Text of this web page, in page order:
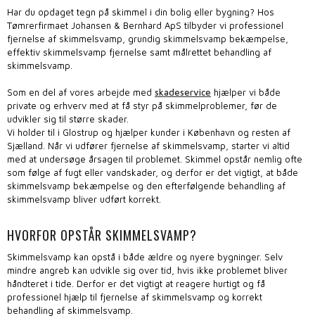
Har du opdaget tegn på skimmel i din bolig eller bygning? Hos
Tømrerfirmaet Johansen & Bernhard ApS tilbyder vi professionel
fjernelse af skimmelsvamp, grundig skimmelsvamp bekæmpelse,
effektiv skimmelsvamp fjernelse samt målrettet behandling af
skimmelsvamp.
Som en del af vores arbejde med skadeservice hjælper vi både
private og erhverv med at få styr på skimmelproblemer, før de
udvikler sig til større skader.
Vi holder til i Glostrup og hjælper kunder i København og resten af
Sjælland. Når vi udfører fjernelse af skimmelsvamp, starter vi altid
med at undersøge årsagen til problemet. Skimmel opstår nemlig ofte
som følge af fugt eller vandskader, og derfor er det vigtigt, at både
skimmelsvamp bekæmpelse og den efterfølgende behandling af
skimmelsvamp bliver udført korrekt.
HVORFOR OPSTÅR SKIMMELSVAMP?
Skimmelsvamp kan opstå i både ældre og nyere bygninger. Selv
mindre angreb kan udvikle sig over tid, hvis ikke problemet bliver
håndteret i tide. Derfor er det vigtigt at reagere hurtigt og få
professionel hjælp til fjernelse af skimmelsvamp og korrekt
behandling af skimmelsvamp.